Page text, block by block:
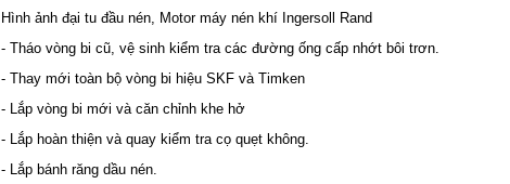
Hình ảnh đại tu đầu nén, Motor máy nén khí Ingersoll Rand
- Tháo vòng bi cũ, vệ sinh kiểm tra các đường ống cấp nhớt bôi trơn.
- Thay mới toàn bộ vòng bi hiệu SKF và Timken
- Lắp vòng bi mới và căn chỉnh khe hở
- Lắp hoàn thiện và quay kiểm tra cọ quẹt không.
- Lắp bánh răng dầu nén.